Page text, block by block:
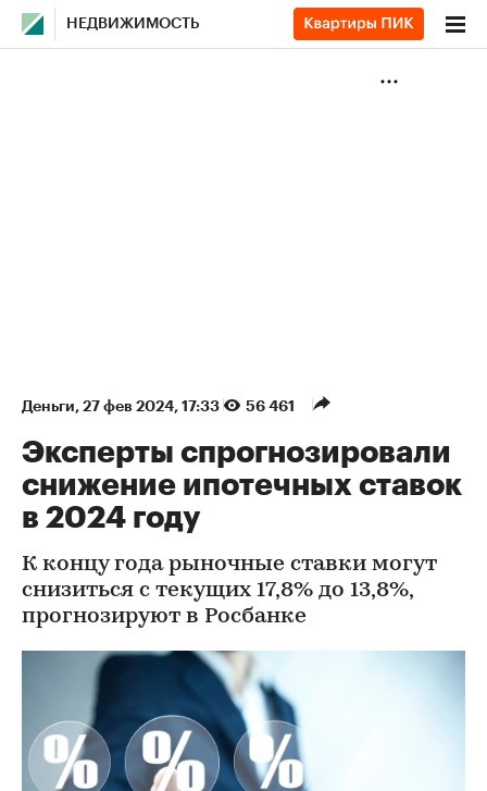
НЕДВИЖИМОСТЬ
Деньги⁠, 27 фев 2024, 17:33 56 461
Эксперты спрогнозировали
снижение ипотечных ставок
в 2024 году
К концу года рыночные ставки могут
снизиться с текущих 17,8% до 13,8%,
прогнозируют в Росбанке